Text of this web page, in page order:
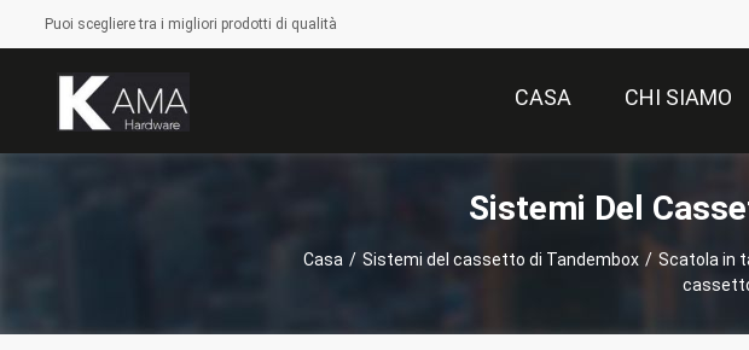
Puoi scegliere tra i migliori prodotti di qualità
CASA CHI SIAMO
Sistemi Del
Casa / Sistemi del cassetto di Tandembox / Scatola in